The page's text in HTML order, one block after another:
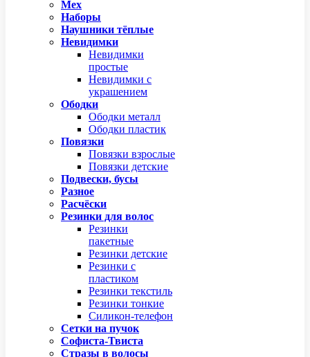
Мех
Наборы
Наушники тёплые
Невидимки
Невидимки
простые
Невидимки с
украшением
Ободки
Ободки металл
Ободки пластик
Повязки
Повязки взрослые
Повязки детские
Подвески, бусы
Разное
Расчёски
Резинки для волос
Резинки
пакетные
Резинки детские
Резинки с
пластиком
Резинки текстиль
Резинки тонкие
Силикон-телефон
Сетки на пучок
Софиста-Твиста
Стразы в волосы